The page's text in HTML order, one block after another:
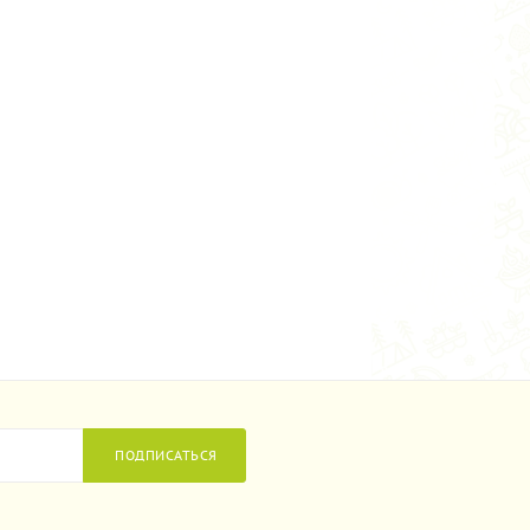
ПОДПИСАТЬСЯ